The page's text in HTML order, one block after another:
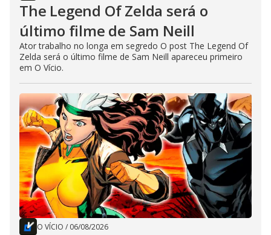
The Legend Of Zelda será o
último filme de Sam Neill
Ator trabalho no longa em segredo O post The Legend Of
Zelda será o último filme de Sam Neill apareceu primeiro
em O Vício.
O VÍCIO / 06/08/2026